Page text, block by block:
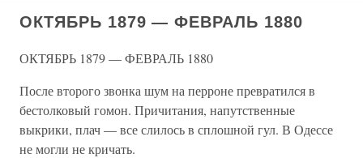
ОКТЯБРЬ 1879 — ФЕВРАЛЬ 1880
ОКТЯБРЬ 1879 — ФЕВРАЛЬ 1880
После второго звонка шум на перроне превратился в
бестолковый гомон. Причитания, напутственные
выкрики, плач — все слилось в сплошной гул. В Одессе
не могли не кричать.